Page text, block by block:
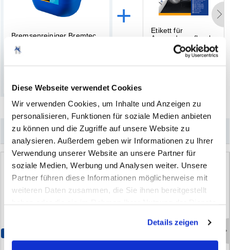
Diese Webseite verwendet Cookies
Wir verwenden Cookies, um Inhalte und Anzeigen zu
personalisieren, Funktionen für soziale Medien anbieten
zu können und die Zugriffe auf unsere Website zu
analysieren. Außerdem geben wir Informationen zu Ihrer
Verwendung unserer Website an unsere Partner für
soziale Medien, Werbung und Analysen weiter. Unsere
Partner führen diese Informationen möglicherweise mit
weiteren Daten zusammen, die Sie ihnen bereitgestellt
Cookies, wenn Sie unsere Webseite weiterhin nutzen.
Details zeigen
Bremsenreiniger Bremtec
+ Etikett für
A
d fla
h
– Könnte Sie auch interessieren